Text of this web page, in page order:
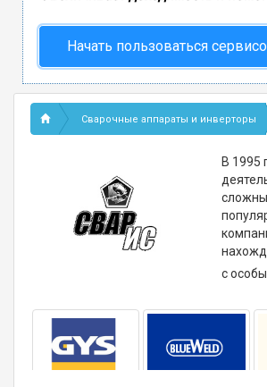
Начать пользоваться
Сварочные аппараты и инверторы
В 1995
с